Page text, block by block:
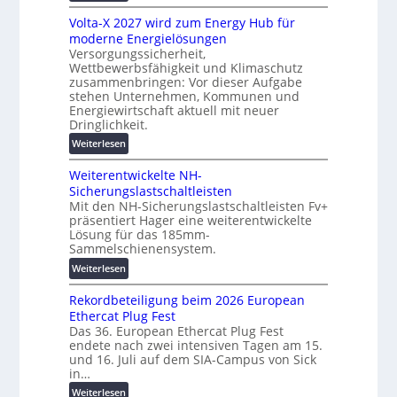
s
l
ö
s
u
n
g
e
n
t
z
u
n
d
d
i
g
i
t
a
l
e
T
r
a
n
s
p
a
r
e
n
M
a
s
c
h
i
n
e
n
b
u
:
F
o
r
s
c
h
u
n
g
s
ö
Volta-X 2027 wird zum Energy Hub für
moderne Energielösungen
Versorgungssicherheit,
Wettbewerbsfähigkeit und Klimaschutz
zusammenbringen: Vor dieser Aufgabe
stehen Unternehmen, Kommunen und
Energiewirtschaft aktuell mit neuer
Dringlichkeit.
Weiterlesen:
V
o
l
t
a
-
X
2
0
2
7
w
i
r
d
Weiterentwickelte NH-
Sicherungslastschaltleisten
Mit den NH-Sicherungslastschaltleisten Fv+
präsentiert Hager eine weiterentwickelte
Lösung für das 185mm-
Sammelschienensystem.
Weiterlesen:
W
e
i
t
e
r
Rekordbeteiligung beim 2026 European
Ethercat Plug Fest
Das 36. European Ethercat Plug Fest
endete nach zwei intensiven Tagen am 15.
und 16. Juli auf dem SIA-Campus von Sick
in…
Weiterlesen: